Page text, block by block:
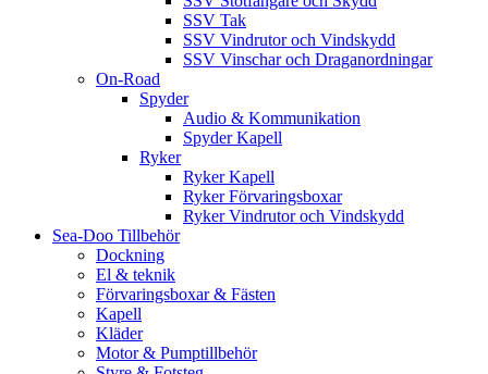
SSV Tak
SSV Vindrutor och Vindskydd
SSV Vinschar och Draganordningar
On-Road
Spyder
Audio & Kommunikation
Spyder Kapell
Ryker
Ryker Kapell
Ryker Förvaringsboxar
Ryker Vindrutor och Vindskydd
Sea-Doo Tillbehör
Dockning
El & teknik
Förvaringsboxar & Fästen
Kapell
Kläder
Motor & Pumptillbehör